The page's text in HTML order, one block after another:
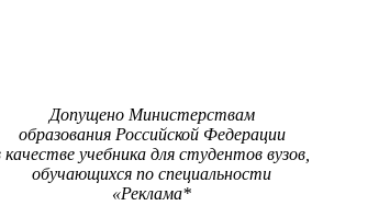
Допущено Министерствам
образования Российской Федерации
качестве учебника для студентов вузов,
обучающихся по специальности
«Реклама*